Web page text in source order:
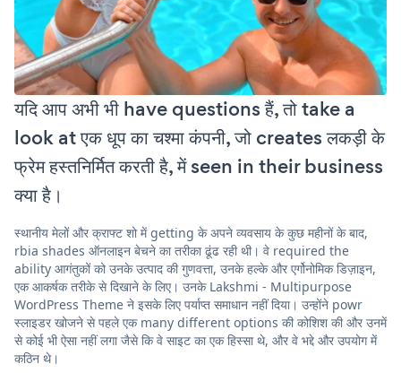
यदि आप अभी भी have questions हैं, तो take a
look at एक धूप का चश्मा कंपनी, जो creates लकड़ी के
फ्रेम हस्तनिर्मित करती है, में seen in their business
क्या है।
स्थानीय मेलों और क्राफ्ट शो में getting के अपने व्यवसाय के कुछ महीनों के बाद,
rbia shades ऑनलाइन बेचने का तरीका ढूंढ रही थी। वे required the
ability आगंतुकों को उनके उत्पाद की गुणवत्ता, उनके हल्के और एर्गोनोमिक डिज़ाइन,
एक आकर्षक तरीके से दिखाने के लिए। उनके Lakshmi - Multipurpose
WordPress Theme ने इसके लिए पर्याप्त समाधान नहीं दिया। उन्होंने powr
स्लाइडर खोजने से पहले एक many different options की कोशिश की और उनमें
से कोई भी ऐसा नहीं लगा जैसे कि वे साइट का एक हिस्सा थे, और वे भद्दे और उपयोग में
कठिन थे।